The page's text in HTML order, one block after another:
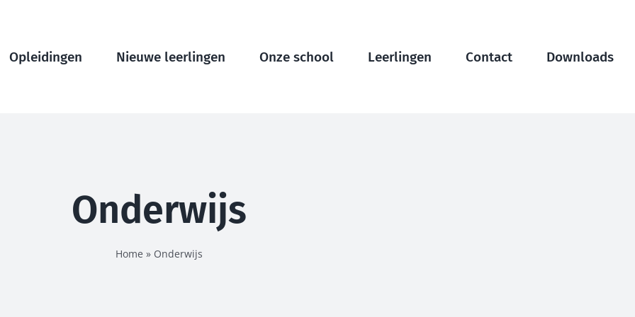
Opleidingen Nieuwe leerlingen Onze school Leerlingen Contact Downloads
Onderwijs
Home » Onderwijs